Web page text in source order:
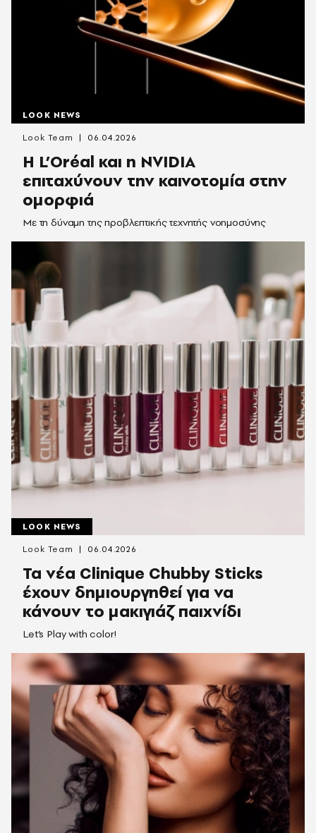
LOOK NEWS
Η L’Oréal και η NVIDIA
επιταχύνουν την καινοτομία στην
ομορφιά
Με τη δύναμη της προβλεπτικής τεχνητής νοημοσύνης
Look Team 06.04.2026
LOOK NEWS
Τα νέα Clinique Chubby Sticks
έχουν δημιουργηθεί για να
κάνουν το μακιγιάζ παιχνίδι
Let’s Play with color!
Look Team 06.04.2026